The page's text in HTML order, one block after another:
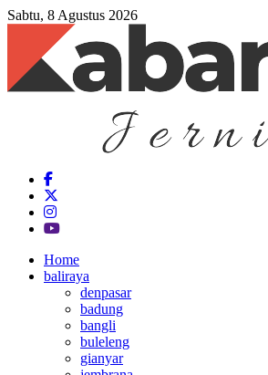
Sabtu, 8 Agustus 2026
Home
baliraya
denpasar
badung
bangli
buleleng
gianyar